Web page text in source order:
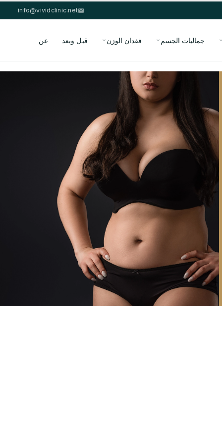
info@vividclinic.net
جماليات الجسم فقدان الوزن قبل وبعد عن